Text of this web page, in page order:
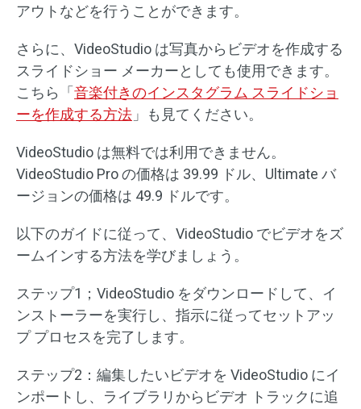
アウトなどを行うことができます。
さらに、VideoStudio は写真からビデオを作成する
スライドショー メーカーとしても使用できます。
こちら「 音楽付きのインスタグラム スライドショ
ーを作成する方法 」も見てください。
VideoStudio は無料では利用できません。
VideoStudio Pro の価格は 39.99 ドル、Ultimate バ
ージョンの価格は 49.9 ドルです。
以下のガイドに従って、VideoStudio でビデオをズ
ームインする方法を学びましょう。
ステップ1；VideoStudio をダウンロードして、イ
ンストーラーを実行し、指示に従ってセットアッ
プ プロセスを完了します。
ステップ2：編集したいビデオを VideoStudio にイ
ンポートし、ライブラリからビデオ トラックに追